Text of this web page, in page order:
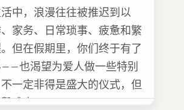
中，浪漫往往被推迟到以
家务、日常琐事、疲惫和繁
但在假期里，你们终于有了
也渴望为爱人做一些特别
一定非得是盛大的仪式，但
难忘 :)